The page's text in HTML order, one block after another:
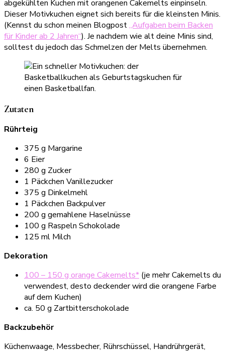
abgekühlten Kuchen mit orangenen Cakemelts einpinseln.
Dieser Motivkuchen eignet sich bereits für die kleinsten Minis.
(Kennst du schon meinen Blogpost„Aufgaben beim Backen
für Kinder ab 2 Jahren“). Je nachdem wie alt deine Minis sind,
solltest du jedoch das Schmelzen der Melts übernehmen.
Zutaten
Rührteig
375 g Margarine
6 Eier
280 g Zucker
1 Päckchen Vanillezucker
375 g Dinkelmehl
1 Päckchen Backpulver
200 g gemahlene Haselnüsse
100 g Raspeln Schokolade
125 ml Milch
Dekoration
100 – 150 g orange Cakemelts* (je mehr Cakemelts du
verwendest, desto deckender wird die orangene Farbe
auf dem Kuchen)
ca. 50 g Zartbitterschokolade
Backzubehör
Küchenwaage, Messbecher, Rührschüssel, Handrührgerät,